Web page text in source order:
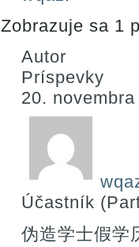
Zobrazuje sa 1
Autor
Príspevky
20.
Účastník
伪造学士假学